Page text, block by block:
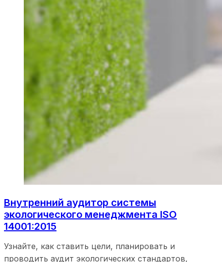
Внутренний аудитор системы
экологического менеджмента ISO
14001:2015
Узнайте, как ставить цели, планировать и
проводить аудит экологических стандартов,